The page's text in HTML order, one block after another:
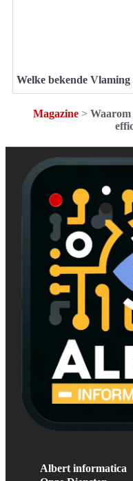
Welke bekende
Magazine > Waarom
Albert informatica